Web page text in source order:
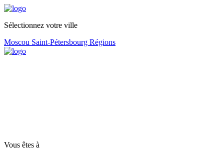
Sélectionnez votre ville
Moscou Saint-Pétersbourg Régions
Vous êtes à